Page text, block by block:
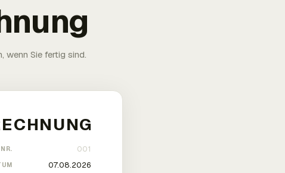
wenn Sie fertig sind.